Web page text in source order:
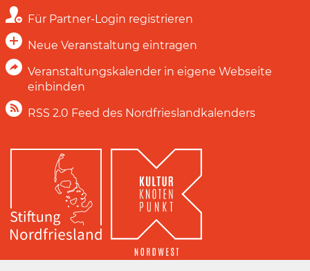
Für Partner-Login registrieren
Neue Veranstaltung eintragen
Veranstaltungskalender in eigene Webseite
einbinden
RSS 2.0 Feed des Nordfrieslandkalenders